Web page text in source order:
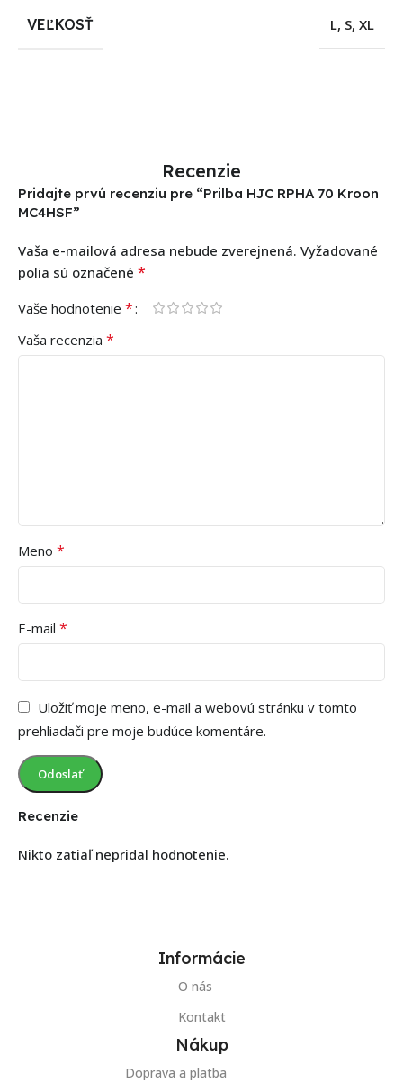
VEĽKOSŤ L, S, XL
Recenzie
Recenzie
Nikto zatiaľ nepridal hodnotenie.
Pridajte prvú recenziu pre “Prilba HJC RPHA 70 Kroon
MC4HSF”
Vaša e-mailová adresa nebude zverejnená. Vyžadované
polia sú označené *
Vaše hodnotenie *
Vaša recenzia *
Meno *
E-mail *
Uložiť moje meno, e-mail a webovú stránku v tomto
prehliadači pre moje budúce komentáre.
Informácie
O nás
Kontakt
Nákup
Doprava a platba